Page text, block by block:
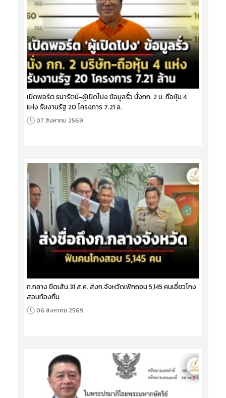
เปิดพอร์ต ธนารัตน์-ผู้เปิดโปง ข้อมูลรั่ว นั่งกก. 2 บ. ถือหุ้น 4
แห่ง รับงานรัฐ 20 โครงการ 7.21 ล.
07 สิงหาคม 2569
ก.กลาง ขีดเส้น 31 ส.ค. ส่งก.จังหวัดเพิกถอน 5,145 คนเอี่ยวโกง
สอบท้องถิ่น
06 สิงหาคม 2569